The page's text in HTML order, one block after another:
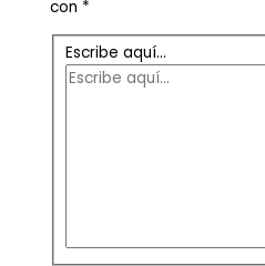
con *
Escribe aquí...